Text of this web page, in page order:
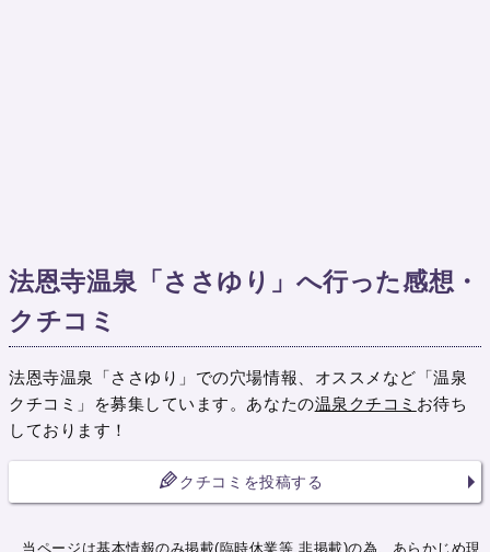
法恩寺温泉「ささゆり」へ行った感想・
クチコミ
法恩寺温泉「ささゆり」での穴場情報、オススメなど「温泉
クチコミ」を募集しています。あなたの温泉クチコミ お待ち
しております！
クチコミを投稿する
当ページは基本情報のみ掲載(臨時休業等 非掲載)の為、あらかじめ現